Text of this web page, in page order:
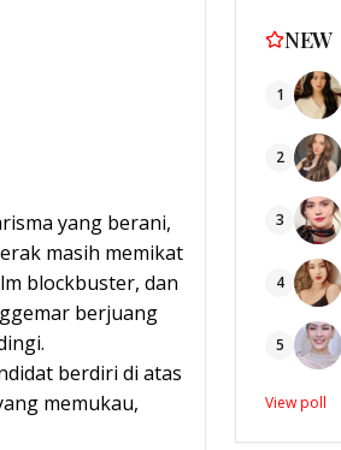
yang berani,
masih memikat
blockbuster, dan
berjuang
berdiri di atas
memukau,
NEW
1
2
3
4
5
View poll